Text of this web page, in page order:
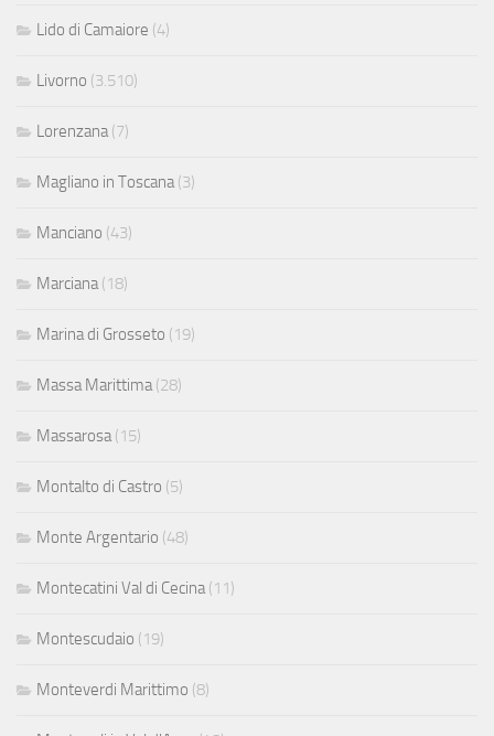
Lido di Camaiore (4)
Livorno (3.510)
Lorenzana (7)
Magliano in Toscana (3)
Manciano (43)
Marciana (18)
Marina di Grosseto (19)
Massa Marittima (28)
Massarosa (15)
Montalto di Castro (5)
Monte Argentario (48)
Montecatini Val di Cecina (11)
Montescudaio (19)
Monteverdi Marittimo (8)